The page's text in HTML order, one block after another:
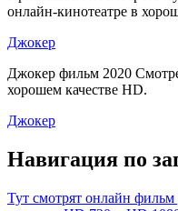
онлайн-кинотеатре в
Джокер
Джокер фильм 2020
хорошем качестве HD.
Джокер
Навигация по
Тут смотрят онлайн